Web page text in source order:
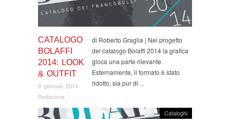
CATALOGO
BOLAFFI
2014: LOOK
& OUTFIT
9 gennaio 2014
Redazione
di Roberto Graglia | Nel progetto
del catalogo Bolaffi 2014 la grafica
gioca una parte rilevante.
Esternamente, il formato è stato
ridotto, sia pur di…
Cataloghi